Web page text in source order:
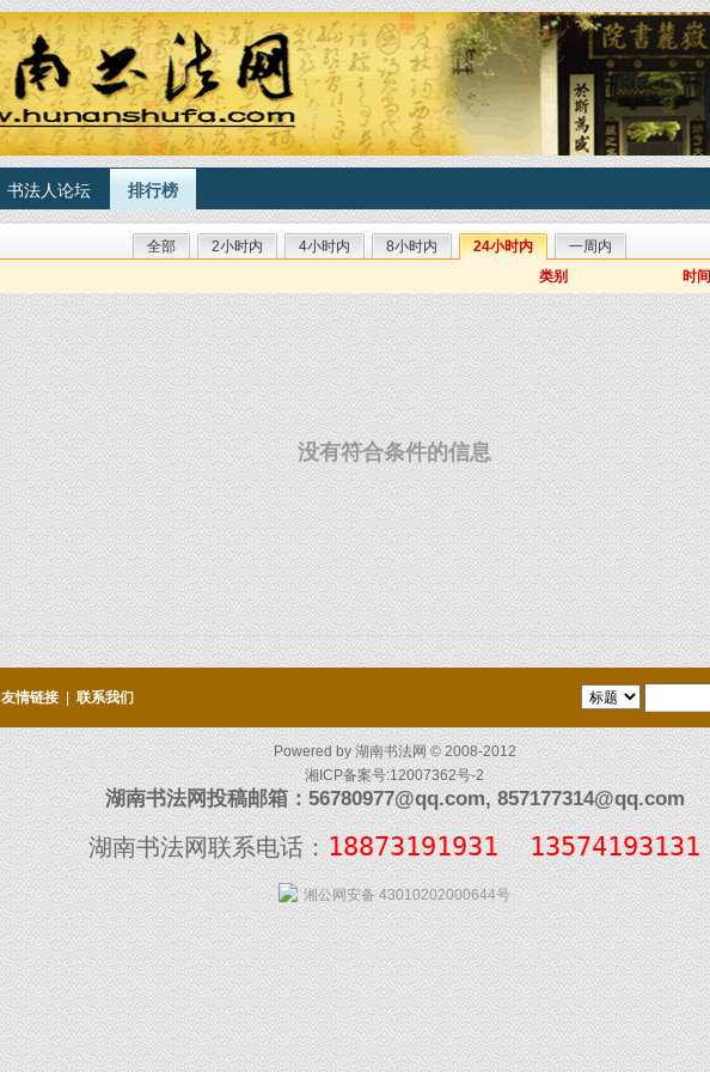
书法人论坛 排行榜
全部 2小时内 4小时内 8小时内 24小时内 一周内
类别 时间
没有符合条件的信息
友情链接 联系我们
Powered by 湖南书法网 © 2008-2012
湘ICP备案号:12007362号-2
湖南书法网投稿邮箱：56780977@qq.com, 857177314@qq.com
湖南书法网联系电话： 18873191931  13574193131
湘公网安备 43010202000644号